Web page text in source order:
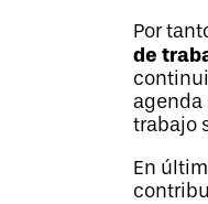
Por
de
agenda
trabajo
En